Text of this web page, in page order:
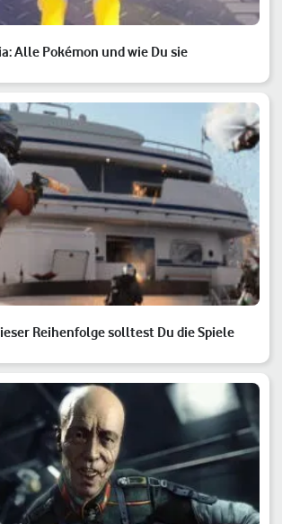
Alle Pokémon und wie Du sie
Reihenfolge solltest Du die Spiele